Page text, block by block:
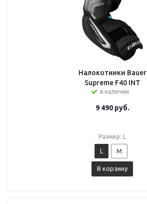
Налокотники Bauer
Supreme F40 INT
в наличии
9 490руб.
Размер: L
L M
В корзину